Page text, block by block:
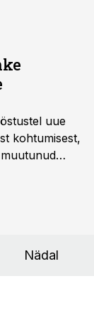
uue
kohtumisest,
Nädal